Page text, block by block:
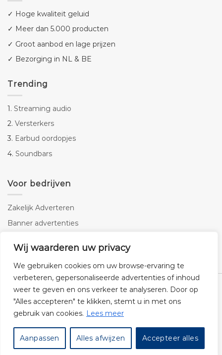
Wij waarderen uw privacy
We gebruiken cookies om uw browse-ervaring te
verbeteren, gepersonaliseerde advertenties of inhoud
weer te geven en ons verkeer te analyseren. Door op
"Alles accepteren" te klikken, stemt u in met ons
gebruik van cookies. Lees meer
Aanpassen Alles afwijzen Accepteer alles
✓ Hoge kwaliteit geluid
✓ Meer dan 5.000 producten
✓ Groot aanbod en lage prijzen
✓ Bezorging in NL & BE
Trending
1. Streaming audio
2. Versterkers
3. Earbud oordopjes
4. Soundbars
Voor bedrijven
Zakelijk Adverteren
Banner advertenties
SEO copywriting
© 2026 -Audiogigant